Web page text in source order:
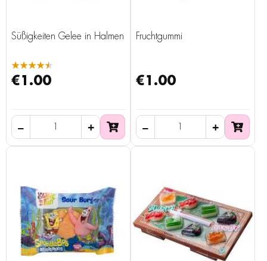
Süßigkeiten Gelee in Halmen
★★★★★
€1.00
Fruchtgummi
€1.00